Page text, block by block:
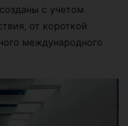
с учетом
от короткой
международного